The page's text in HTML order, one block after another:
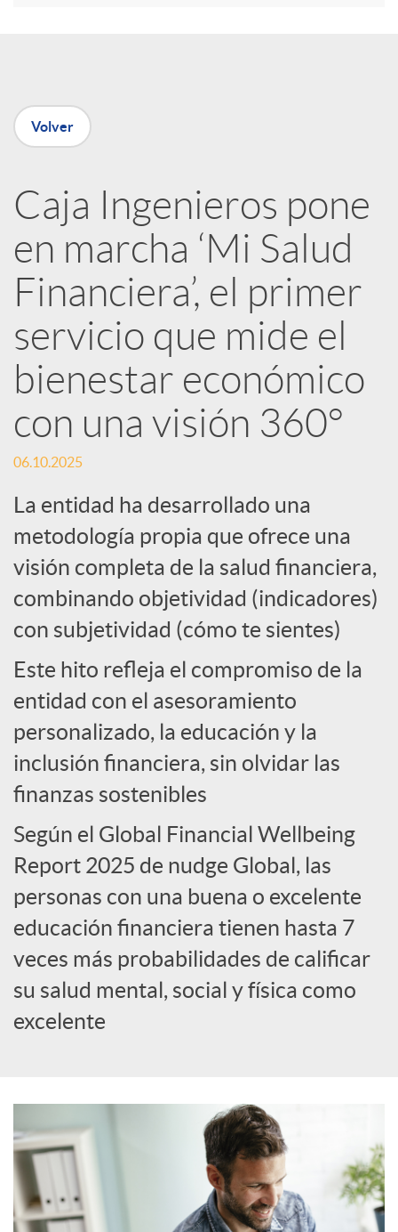
n
e
d
e
s
S
o
c
i
a
l
e
s
Volver
Caja Ingenieros pone
en marcha ‘Mi Salud
Financiera’, el primer
servicio que mide el
bienestar económico
con una visión 360°
06.10.2025
La entidad ha desarrollado una
metodología propia que ofrece una
visión completa de la salud financiera,
combinando objetividad (indicadores)
con subjetividad (cómo te sientes)
Este hito refleja el compromiso de la
entidad con el asesoramiento
personalizado, la educación y la
inclusión financiera, sin olvidar las
finanzas sostenibles
Según el Global Financial Wellbeing
Report 2025 de nudge Global, las
personas con una buena o excelente
educación financiera tienen hasta 7
veces más probabilidades de calificar
su salud mental, social y física como
excelente